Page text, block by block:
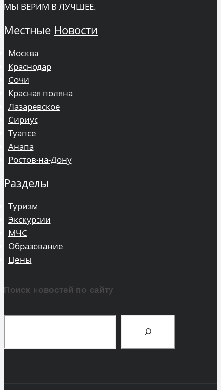
МЫ ВЕРИМ В ЛУЧШЕЕ.
Местные Новости
Москва
Краснодар
Сочи
Красная поляна
Лазаревское
Сириус
Туапсе
Анапа
Ростов-на-Дону
Разделы
Туризм
Экскурсии
МЧС
Образование
Цены
Поиск новостей по сайту